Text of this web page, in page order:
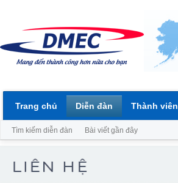
Trang chủ Diễn đàn
Tìm kiếm diễn đàn Bài viết gần đây
Thành viên